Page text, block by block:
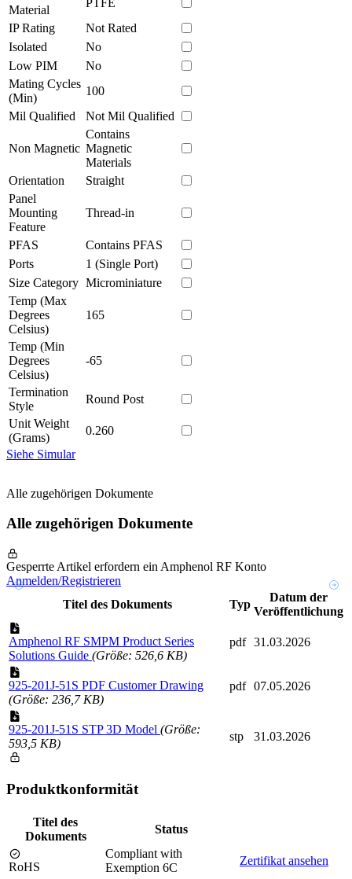
Material
IP Rating
Not Rated
Isolated
No
Low PIM
No
Mating Cycles
(Min)
100
Mil Qualified
Not Mil Qualified
Non Magnetic
Contains
Magnetic
Materials
Orientation
Straight
Panel
Mounting
Feature
Thread-in
PFAS
Contains PFAS
Ports
1 (Single Port)
Size Category Microminiature
Temp (Max
Degrees
Celsius)
165
Temp (Min
Degrees
Celsius)
-65
Termination
Style
Round Post
Unit Weight
(Grams)
0.260
Siehe Simular
Alle zugehörigen Dokumente
Alle zugehörigen Dokumente
Gesperrte Artikel erfordern ein Amphenol RF Konto
Anmelden/Registrieren
Titel des Dokuments
Typ
Datum der
Veröffentlichung
Amphenol RF SMPM Product Series
Solutions Guide (Größe: 526,6 KB)
pdf 31.03.2026
925-201J-51S PDF Customer Drawing
(Größe: 236,7 KB)
pdf 07.05.2026
925-201J-51S STP 3D Model (Größe:
593,5 KB)
stp 31.03.2026
Produktkonformität
Titel des
Dokuments
Status
RoHS
Compliant with
Exemption 6C
Zertifikat ansehen